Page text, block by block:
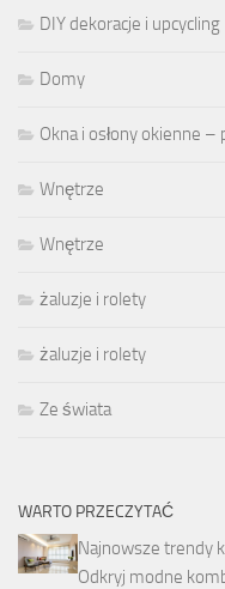
DIY dekoracje i upcycling
Domy
Okna i osłony okienne
Wnętrze
Wnętrze
żaluzje i rolety
żaluzje i rolety
Ze świata
WARTO PRZECZYTAĆ
Najnowsze trendy
Odkryj modne